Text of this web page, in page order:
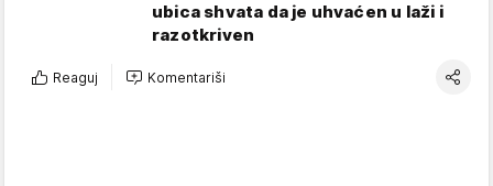
ubica shvata da je uhvaćen u laži i
razotkriven
Reaguj Komentariši